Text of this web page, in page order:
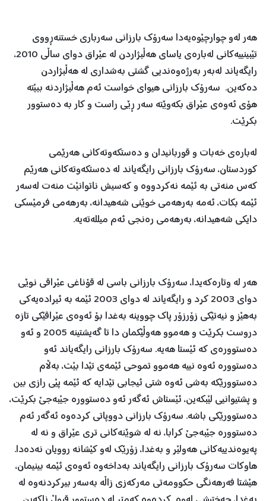
هه‌ر له‌و چوارچێوه‌یه‌دا سه‌رۆك بارزانی سه‌رباری خستنه‌ڕووی
تێبینییه‌كانی له‌باره‌ی یاسای هه‌ڵبژاردن له‌ عێراق دوای‌ ساڵی 2010‌،
رایگه‌یاند له‌به‌ر به‌رژه‌وه‌ندیی گشتی به‌شداری له‌ هه‌ڵبژاردن
ده‌كه‌ین. سه‌رۆك بارزانی هیوای خواست ئه‌م هه‌ڵبژاردنه‌ ببێته‌
هۆی ئه‌وه‌ی عێراق بكه‌وێته‌ سه‌ر ڕێی راست و كار به‌ ده‌ستوور
بكرێت.
له‌باره‌ی خه‌بات و قوربانیدان و ده‌ستكه‌وته‌كانی هه‌رێمی
كوردستان، سه‌رۆك بارزانی رایگه‌یاند له‌ ده‌ستكه‌وته‌كانی هه‌رێم
كه‌س منه‌تی به‌ ئێمه‌ نه‌كردووه‌ و كه‌سیش ناتوانێت منه‌ت له‌سه‌ر
ئێمه‌ بكات، ئه‌مه‌ به‌رهه‌می خوێنی شه‌هیدانه‌، به‌رهه‌می فرمێسكی
دایكی شه‌هیدانه‌، به‌رهه‌می ره‌نجی ئه‌م میلله‌ته‌یه‌.
هه‌ر له‌ وتاره‌كه‌یدا، سه‌رۆك بارزانی باسی له‌ قۆناغی عێراقی نوێی
دوای 2003 كرد و رایگه‌یاند له‌ دوای 2003 ئێمه‌ به‌ ئیراده‌یه‌كی
به‌هێز و نیه‌تێكی زۆرزۆر پاك چووینه‌ به‌غدا بۆ ئه‌وه‌ی عێراقێكی تازه‌
دروست بكرێت و هه‌موو هه‌وڵێكمان دا تا گه‌یشتینه‌ 2005 و ئه‌و
ده‌ستووره‌ی كه‌ ئێستا هه‌یه‌. سه‌رۆك بارزانی رایگه‌یاند ئه‌و
ده‌ستووره‌ ئه‌وه‌ نییه‌ هه‌موو تموحی ئێمه‌ی تێدا بێت، به‌ڵام
ده‌ستوورێكه‌ به‌شی ئه‌وه‌ شتی ئیجابی تێدایه‌ كه‌ ئێمه‌ پێی رازی بین
و پشتیوانیی لێبكه‌ین، ئێستاش ئه‌گه‌ر ئه‌و ده‌ستووره‌ جێبه‌جێ بكرێت،
ده‌ستوورێكی باشه‌. سه‌رۆك بارزانی دووپاتی كرده‌وه‌ ئه‌گه‌ر ئه‌م
ده‌ستووره‌ جێبه‌جێ كرابا، نه‌ له‌ شوێنه‌كانی تری عێراق و نه‌ له‌
په‌یوه‌ندییه‌كانی هه‌ولێر و به‌غدا، زۆرێك له‌و كێشانه‌ روویان نه‌ده‌دا.
هاوكات سه‌رۆك بارزانی رایگه‌یاند به‌داخه‌وه‌ ئه‌وه‌ی ئێمه‌ بینیمان،
هێشتا فه‌رهه‌نگی حكوومه‌تی مه‌ركه‌زی زاڵه‌ به‌سه‌ر بیركردنه‌وه‌ له‌